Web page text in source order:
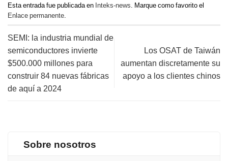
Esta entrada fue publicada en Inteks-news. Marque como favorito el
Enlace permanente.
SEMI: la industria mundial de
semiconductores invierte
$500.000 millones para
construir 84 nuevas fábricas
de aquí a 2024
Los OSAT de Taiwán
aumentan discretamente su
apoyo a los clientes chinos
Sobre nosotros